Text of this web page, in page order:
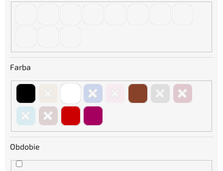
Farba
Obdobie